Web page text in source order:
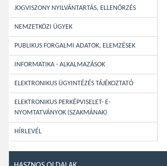
JOGVISZONY NYILVÁNTARTÁS, ELLENŐRZÉS
NEMZETKÖZI ÜGYEK
PUBLIKUS FORGALMI ADATOK, ELEMZÉSEK
INFORMATIKA - ALKALMAZÁSOK
ELEKTRONIKUS ÜGYINTÉZÉS TÁJÉKOZTATÓ
ELEKTRONIKUS PERKÉPVISELET- E-
NYOMTATVÁNYOK (SZAKMÁNAK)
HÍRLEVÉL